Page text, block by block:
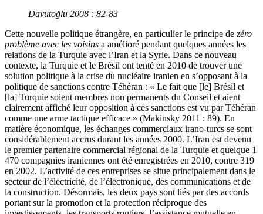
Davutoğlu 2008 : 82-83
Cette nouvelle politique étrangère, en particulier le principe de zéro
problème avec les voisins a amélioré pendant quelques années les
relations de la Turquie avec l’Iran et la Syrie. Dans ce nouveau
contexte, la Turquie et le Brésil ont tenté en 2010 de trouver une
solution politique à la crise du nucléaire iranien en s’opposant à la
politique de sanctions contre Téhéran : « Le fait que [le] Brésil et
[la] Turquie soient membres non permanents du Conseil et aient
clairement affiché leur opposition à ces sanctions est vu par Téhéran
comme une arme tactique efficace » (Makinsky 2011 : 89). En
matière économique, les échanges commerciaux irano-turcs se sont
considérablement accrus durant les années 2000. L’Iran est devenu
le premier partenaire commercial régional de la Turquie et quelque 1
470 compagnies iraniennes ont été enregistrées en 2010, contre 319
en 2002. L’activité de ces entreprises se situe principalement dans le
secteur de l’électricité, de l’électronique, des communications et de
la construction. Désormais, les deux pays sont liés par des accords
portant sur la promotion et la protection réciproque des